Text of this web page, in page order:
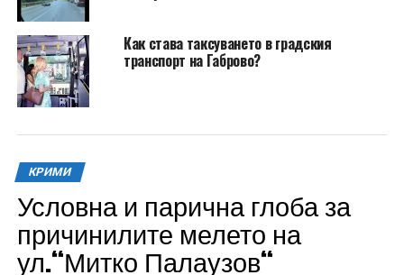
Как става таксуването в градския
транспорт на Габрово?
КРИМИ
Условна и парична глоба за
причинилите мелето на
ул.“Митко Палаузов“